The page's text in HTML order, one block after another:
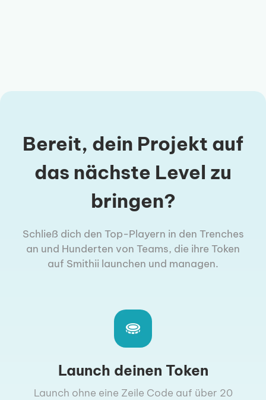
Bereit, dein Projekt auf
das nächste Level zu
bringen?
Schließ dich den Top-Playern in den Trenches
an und Hunderten von Teams, die ihre Token
auf Smithii launchen und managen.
Launch deinen Token
Launch ohne eine Zeile Code auf über 20